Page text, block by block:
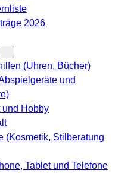
2026
(Uhren, Bücher)
und
und Hobby
(Kosmetik, Stilberatung
Tablet und Telefone